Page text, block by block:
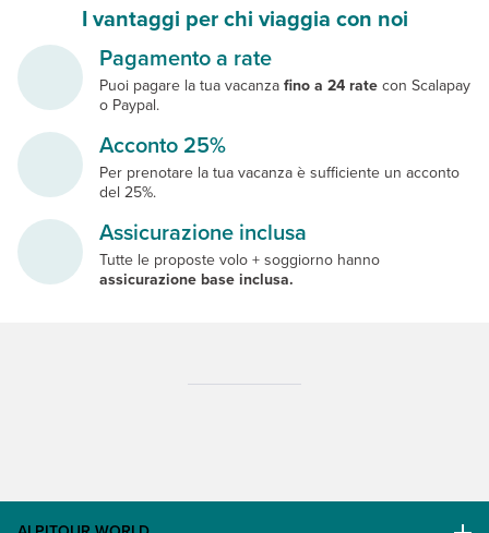
I vantaggi per chi viaggia con noi
Pagamento a rate
Puoi pagare la tua vacanzafino a 24 ratecon Scalapay
o Paypal.
Acconto 25%
Per prenotare la tua vacanza è sufficiente un acconto
del 25%.
Assicurazione inclusa
Tutte le proposte volo + soggiorno hanno
assicurazione base inclusa.